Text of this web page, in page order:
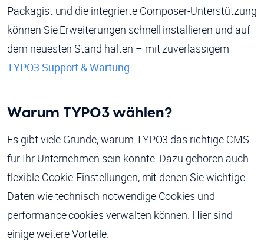
Packagist und die integrierte Composer-Unterstützung
können Sie Erweiterungen schnell installieren und auf
dem neuesten Stand halten – mit zuverlässigem
TYPO3 Support & Wartung.
Warum TYPO3 wählen?
Es gibt viele Gründe, warum TYPO3 das richtige CMS
für Ihr Unternehmen sein könnte. Dazu gehören auch
flexible Cookie-Einstellungen, mit denen Sie wichtige
Daten wie technisch notwendige Cookies und
performance cookies verwalten können. Hier sind
einige weitere Vorteile.